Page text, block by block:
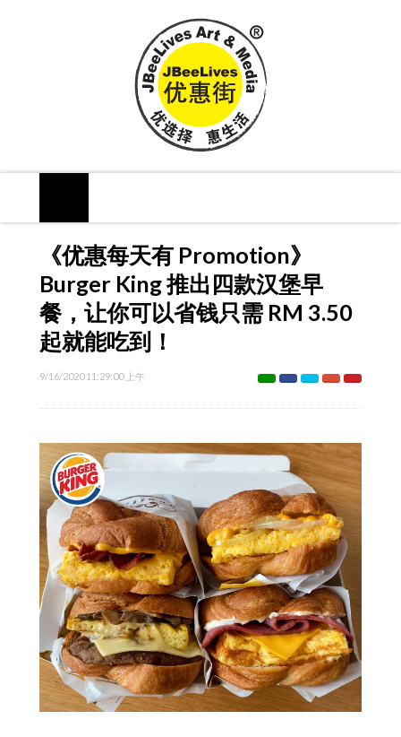
《优惠每天有 Promotion》
Burger King 推出四款汉堡早
餐，让你可以省钱只需 RM 3.50
起就能吃到！
9/16/2020 11:29:00 上午